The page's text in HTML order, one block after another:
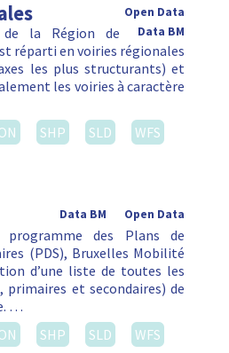
Open Data
Data BM
la Région de
réparti en voiries régionales
les plus structurants) et
les voiries à caractère
SHP SLD
WFS
Open Data
Data BM
des Plans de
(PDS), Bruxelles Mobilité
d’une liste de toutes les
et secondaires) de
…
SHP SLD
WFS